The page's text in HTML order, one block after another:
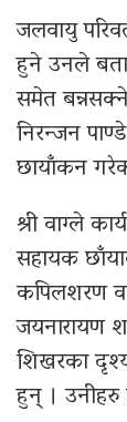
जलवायु
हुने उनले
समेत बन्नसक्ने
निरन्जन
छायाँकन
श्री वाग्ले
सहायक
कपिलशरण
जयनारायण
शिखरका
हुन् ।